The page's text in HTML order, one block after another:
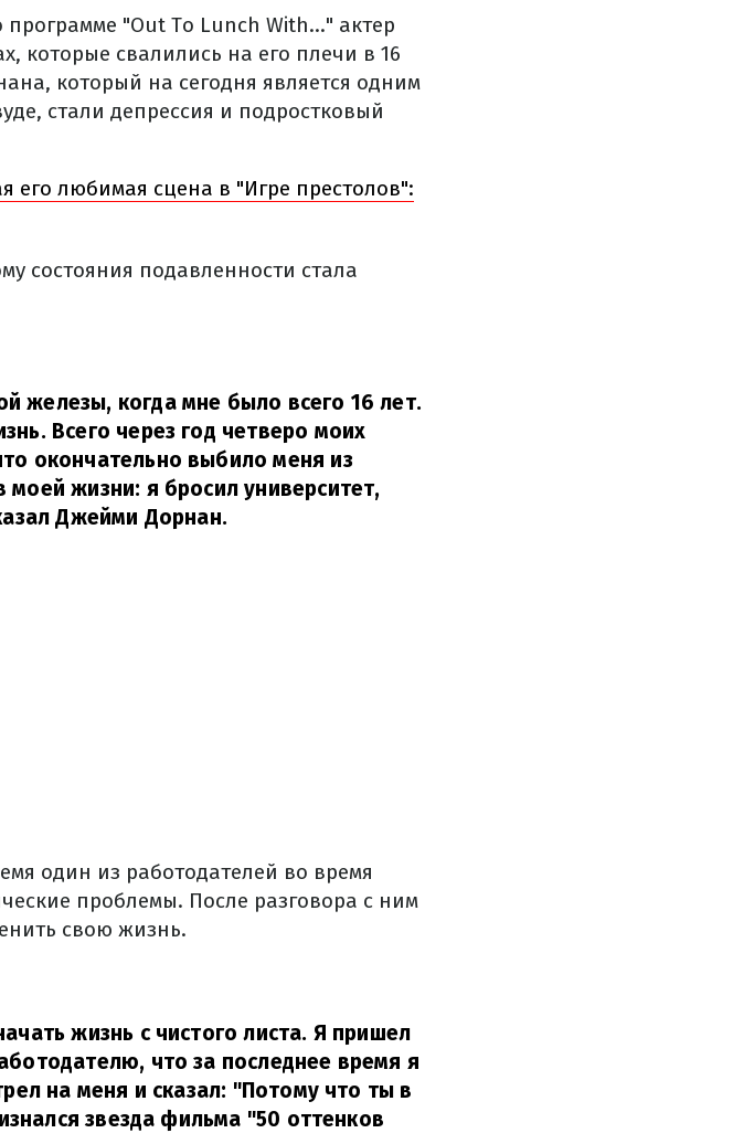
"Out To Lunch With..." актер
которые свалились на его плечи в 16
который на сегодня является одним
стали депрессия и подростковый
его любимая сцена в "Игре престолов":
состояния подавленности стала
железы, когда мне было всего 16 лет.
Всего через год четверо моих
окончательно выбило меня из
жизни: я бросил университет,
Джейми Дорнан.
один из работодателей во время
проблемы. После разговора с ним
свою жизнь.
жизнь с чистого листа. Я пришел
что за последнее время я
на меня и сказал: "Потому что ты в
звезда фильма "50 оттенков